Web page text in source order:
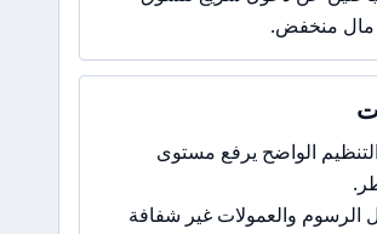
منخفض.
الواضح يرفع مستوى
الرسوم والعمولات غير شفافة